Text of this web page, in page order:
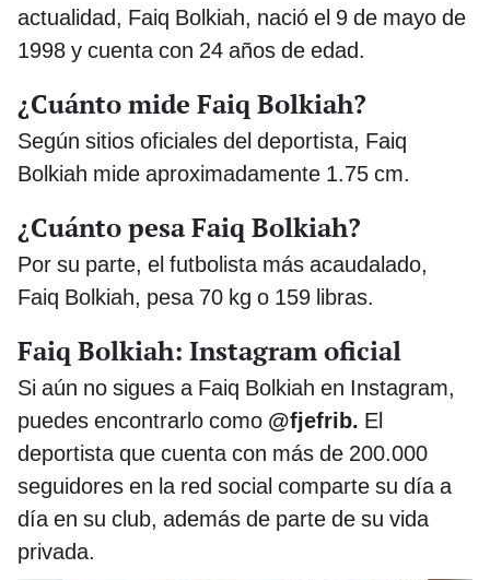
actualidad, Faiq Bolkiah, nació el 9 de mayo de
1998 y cuenta con 24 años de edad.
¿Cuánto mide Faiq Bolkiah?
Según sitios oficiales del deportista, Faiq
Bolkiah mide aproximadamente 1.75 cm.
¿Cuánto pesa Faiq Bolkiah?
Por su parte, el futbolista más acaudalado,
Faiq Bolkiah, pesa 70 kg o 159 libras.
Faiq Bolkiah: Instagram oficial
Si aún no sigues a Faiq Bolkiah en Instagram,
puedes encontrarlo como @fjefrib. El
deportista que cuenta con más de 200.000
seguidores en la red social comparte su día a
día en su club, además de parte de su vida
privada.